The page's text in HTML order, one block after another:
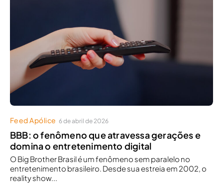
Feed Apólice 6 de abril de 2026
BBB: o fenômeno que atravessa gerações e
domina o entretenimento digital
O Big Brother Brasil é um fenômeno sem paralelo no
entretenimento brasileiro. Desde sua estreia em 2002, o
reality show...